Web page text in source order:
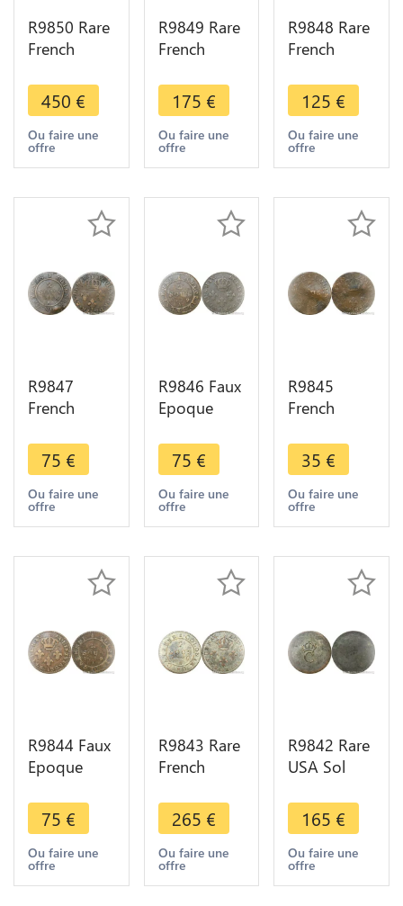
R9850 Rare
French
Guadeloupe
10
Centimes
Charles X
Paris SUP
450 €
Ou faire une
offre
R9849 Rare
French
Guadeloupe
5 Centimes
Charles X
1829 A
175 €
Ou faire une
offre
R9848 Rare
French
Guadeloupe
5 Centimes
Charles X
1827 H La
SUP
125 €
Ou faire une
offre
R9847
French
Sous Louis
XVI Colonie
Cayenne
1782 A
Make Offer
75 €
Ou faire une
offre
R9846 Faux
Epoque
Guiana 2
Sous Louis
XVI Colonie
Cayenne
Paris
75 €
Ou faire une
offre
R9845
French
Sous Louis
XVI Colonie
Cayenne
1789 A
Make Offer
35 €
Ou faire une
offre
R9844 Faux
Epoque
Guiana 2
Sous Louis
XVI Colonie
Cayenne
75 €
Ou faire une
offre
R9843 Rare
French
Sous Louis
XVI Colonie
Cayenne
1789 A
265 €
Ou faire une
offre
R9842 Rare
USA Sol
Louis XV
Emissions
générales
colonies
165 €
Ou faire une
offre